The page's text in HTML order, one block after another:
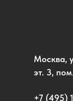
+7 (495)
Москва,
эт. 3,